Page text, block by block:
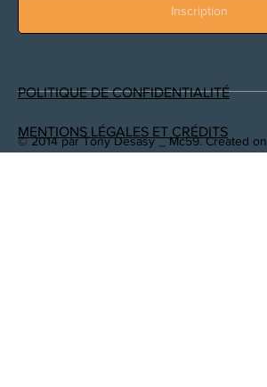
Inscription
POLITIQUE DE CONFIDENTIALITÉ
MENTIONS LÉGALES ET CRÉDITS
© 2014 par Tony Desasy _ Mc59. Created on